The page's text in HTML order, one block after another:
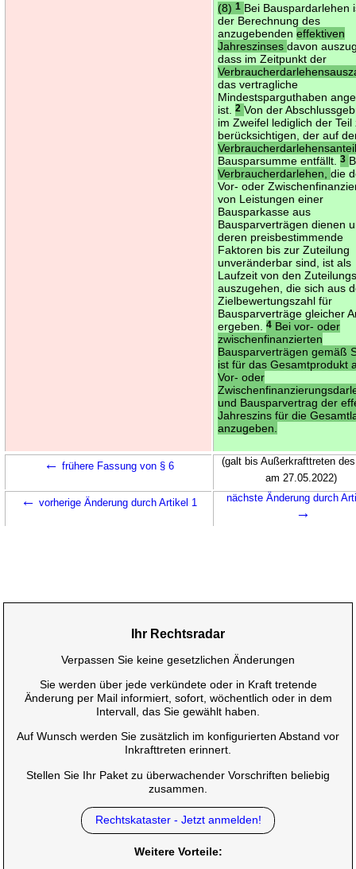
(8)1 Bei Bauspardarlehen
der Berechnung des
anzugebendeneffektiven
Jahreszinsesdavon
dass im Zeitpunkt der
das vertragliche
Mindestsparguthaben
ist.2 Von der
im Zweifel lediglich der Teil
berücksichtigen, der auf
Bausparsumme entfällt.3
Verbraucherdarlehen,die
Vor- oder
von Leistungen einer
Bausparkasse aus
Bausparverträgen dienen
deren preisbestimmende
Faktoren bis zur Zuteilung
unveränderbar sind, ist als
Laufzeit von den
auszugehen, die sich aus
Zielbewertungszahl für
Bausparverträge gleicher
ergeben.4 Bei vor- oder
zwischenfinanzierten
Bausparverträgen gemäß
ist für das Gesamtprodukt
Vor- oder
und Bausparvertrag der
Jahreszins für die
anzugeben.
← frühere Fassung von § 6
(galt bis Außerkrafttreten
am 27.05.2022)
← vorherige Änderung durch Artikel 1 nächste Änderung durch
→
Ihr Rechtsradar
Verpassen Sie keine gesetzlichen Änderungen
Sie werden über jede verkündete oder in Kraft tretende
Änderung per Mail informiert, sofort, wöchentlich oder in dem
Intervall, das Sie gewählt haben.
Auf Wunsch werden Sie zusätzlich im konfigurierten Abstand vor
Inkrafttreten erinnert.
Stellen Sie Ihr Paket zu überwachender Vorschriften beliebig
zusammen.
Rechtskataster - Jetzt anmelden!
Weitere Vorteile: